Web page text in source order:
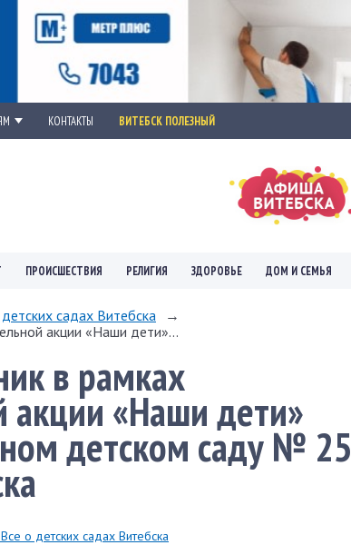
КОНТАКТЫ ВИТЕБСК ПОЛЕЗНЫЙ
ПРОИСШЕСТВИЯ РЕЛИГИЯ ЗДОРОВЬЕ ДОМ И СЕМЬЯ
садах Витебска
→
акции «Наши дети»...
в рамках
акции «Наши дети»
детском саду № 25
о детских садах Витебска